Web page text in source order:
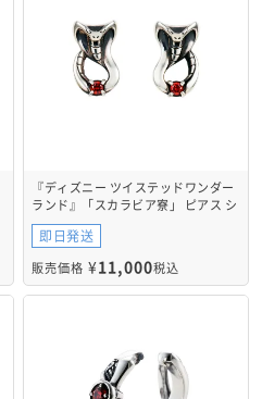
『ディズニー ツイステッドワンダー
ランド』「スカラビア寮」 ピアス シ
ルバー DI717
即日発送
販売価格 ¥11,000税込